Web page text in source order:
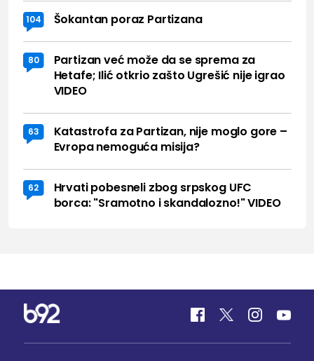
104 Šokantan poraz Partizana
80
Partizan već može da se sprema za
Hetafe; Ilić otkrio zašto Ugrešić nije igrao
VIDEO
63
Katastrofa za Partizan, nije moglo gore –
Evropa nemoguća misija?
62
Hrvati pobesneli zbog srpskog UFC
borca: "Sramotno i skandalozno!" VIDEO